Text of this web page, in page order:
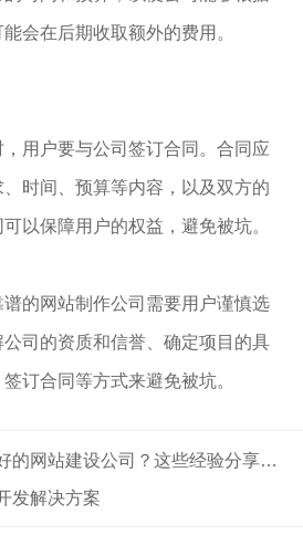
会在后期收取额外的费用。
用户要与公司签订合同。合同应
时间、预算等内容，以及双方的
以保障用户的权益，避免被坑。
的网站制作公司需要用户谨慎选
司的资质和信誉、确定项目的具
订合同等方式来避免被坑。
上一条：如何选择一家好的网站建设公司？这些经验分享给你
发解决方案